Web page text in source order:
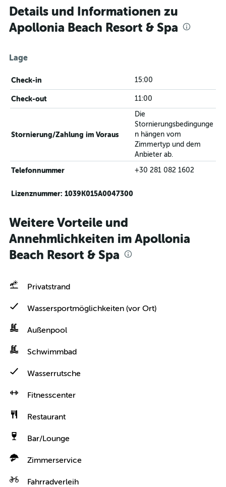
Details und Informationen zu
Apollonia Beach Resort & Spa
Lage
Check-in 15:00
Check-out 11:00
Stornierung/Zahlung im Voraus
Die
Stornierungsbedingunge
n hängen vom
Zimmertyp und dem
Anbieter ab.
Telefonnummer +30 281 082 1602
Lizenznummer: 1039K015A0047300
Weitere Vorteile und
Annehmlichkeiten im Apollonia
Beach Resort & Spa
Privatstrand
Wassersportmöglichkeiten (vor Ort)
Außenpool
Schwimmbad
Wasserrutsche
Fitnesscenter
Restaurant
Bar/Lounge
Zimmerservice
Fahrradverleih